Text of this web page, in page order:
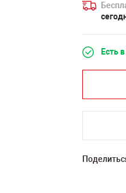
Есть